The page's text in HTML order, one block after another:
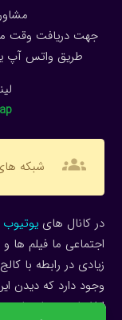
جهت دریافت وقت
طریق واتس آپ
groups شبکه
در کانال هاییوتیوب
اجتماعی ما فیلم ها
زیادی در رابطه با
وجود دارد که دیدن
اطلاعات بسیار زیادی